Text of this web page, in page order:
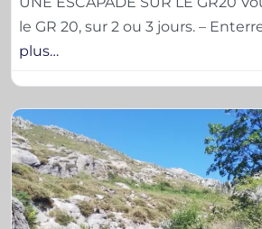
le GR 20, sur 2 ou 3 jours. –
plus…